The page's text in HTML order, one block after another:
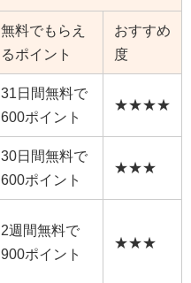
無料でもらえ
るポイント
おすすめ
度
31日間無料で
600ポイント
★★★★
30日間無料で
600ポイント
★★★
2週間無料で
900ポイント
★★★